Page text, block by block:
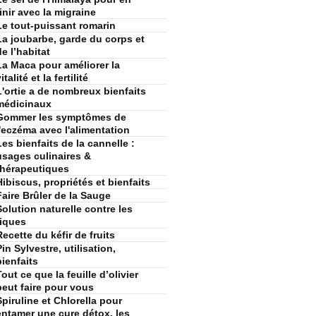
avec la migraine
tout-puissant romarin
joubarbe, garde du corps et
l’habitat
Maca pour améliorer la
et la fertilité
a de nombreux bienfaits
les symptômes de
avec l'alimentation
bienfaits de la cannelle :
culinaires &
propriétés et bienfaits
Brûler de la Sauge
naturelle contre les
du kéfir de fruits
Sylvestre, utilisation,
ce que la feuille d’olivier
faire pour vous
et Chlorella pour
une cure détox, les